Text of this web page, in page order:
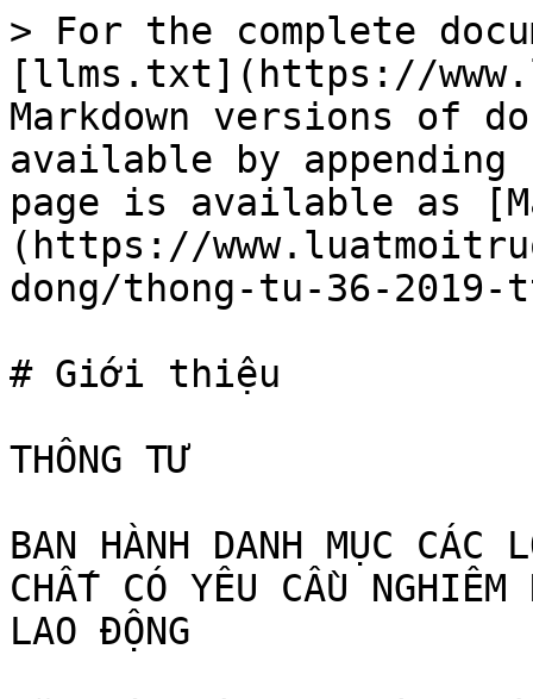
> For the complete
[llms.txt](https://
Markdown versions of
available by
page is available as
(https://
dong/thong-tu-36-
# Giới thiệu
THÔNG TƯ
BAN HÀNH DANH MỤC
CHẤT CÓ YÊU CẦU
LAO ĐỘNG